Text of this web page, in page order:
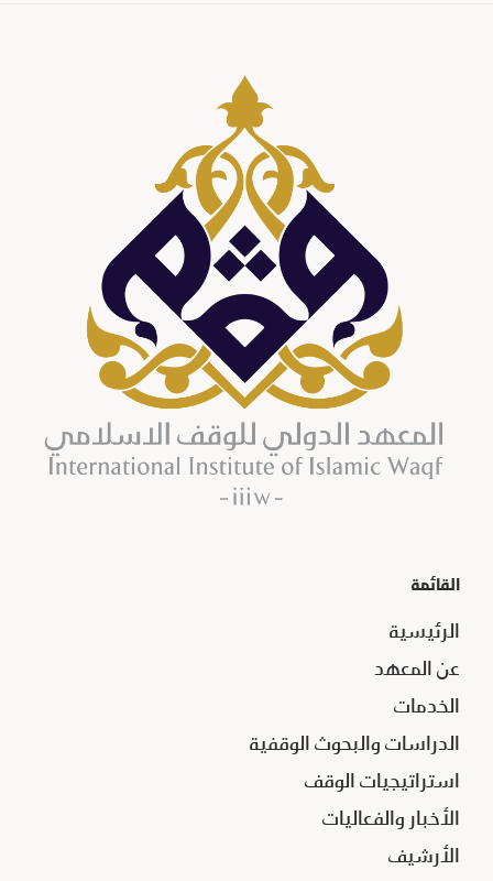
القائمة
الرئيسية
عن المعهد
الخدمات
الدراسات والبحوث الوقفية
استراتيجيات الوقف
الأخبار والفعاليات
الأرشيف